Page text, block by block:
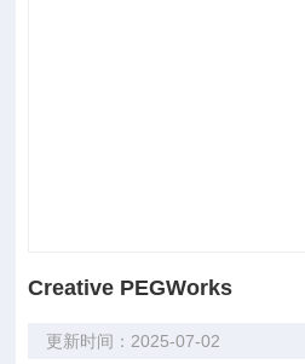
Creative PEGWorks
更新时间：2025-07-02